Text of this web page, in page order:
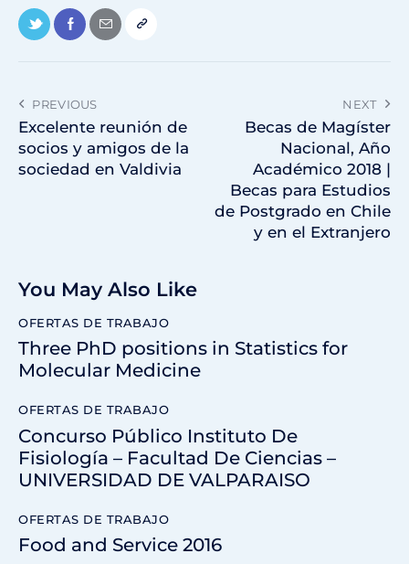
PREVIOUS
Excelente reunión de
socios y amigos de la
sociedad en Valdivia
NEXT
Becas de Magíster
Nacional, Año
Académico 2018 |
Becas para Estudios
de Postgrado en Chile
y en el Extranjero
You May Also Like
OFERTAS DE TRABAJO
Three PhD positions in Statistics for
Molecular Medicine
OFERTAS DE TRABAJO
Concurso Público Instituto De
Fisiología – Facultad De Ciencias –
UNIVERSIDAD DE VALPARAISO
OFERTAS DE TRABAJO
Food and Service 2016